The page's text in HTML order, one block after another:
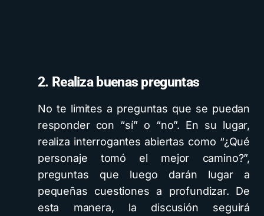
2. Realiza buenas preguntas
No te limites a preguntas que se puedan
responder con “sí” o “no”. En su lugar,
realiza interrogantes abiertas como “¿Qué
personaje tomó el mejor camino?”,
preguntas que luego darán lugar a
pequeñas cuestiones a profundizar. De
esta manera, la discusión seguirá